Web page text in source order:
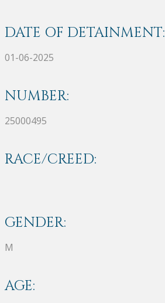
DATE OF DETAINMENT:
01-06-2025
NUMBER:
25000495
RACE/CREED:
GENDER:
M
AGE: